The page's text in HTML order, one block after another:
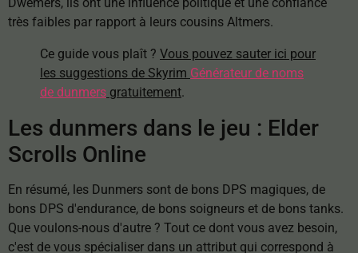
très faibles par rapport à leurs cousins Altmers.
Ce guide vous plaît ? Vous pouvez sauter ici pour
les suggestions de Skyrim Générateur de noms
de dunmers gratuitement.
Les dunmers dans le jeu : Elder
Scrolls Online
En résumé, les Dunmers sont de bons DPS magiques, de
bons DPS d'endurance, de bons soigneurs et de bons tanks.
Que voulons-nous d'autre ? Tout ce dont vous avez besoin,
c'est de vous spécialiser dans un attribut qui correspond à